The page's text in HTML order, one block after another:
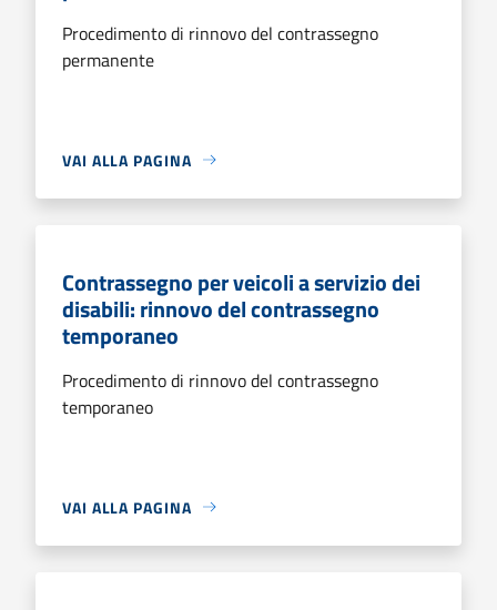
Procedimento di rinnovo del contrassegno
permanente
VAI ALLA PAGINA
Contrassegno per veicoli a servizio dei
disabili: rinnovo del contrassegno
temporaneo
Procedimento di rinnovo del contrassegno
temporaneo
VAI ALLA PAGINA